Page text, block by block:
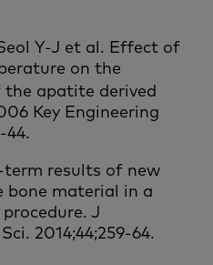
Y-J et al. Effect of
on the
apatite derived
Key Engineering
44.
term results of new
bone material in a
J
2014;44;259-64.